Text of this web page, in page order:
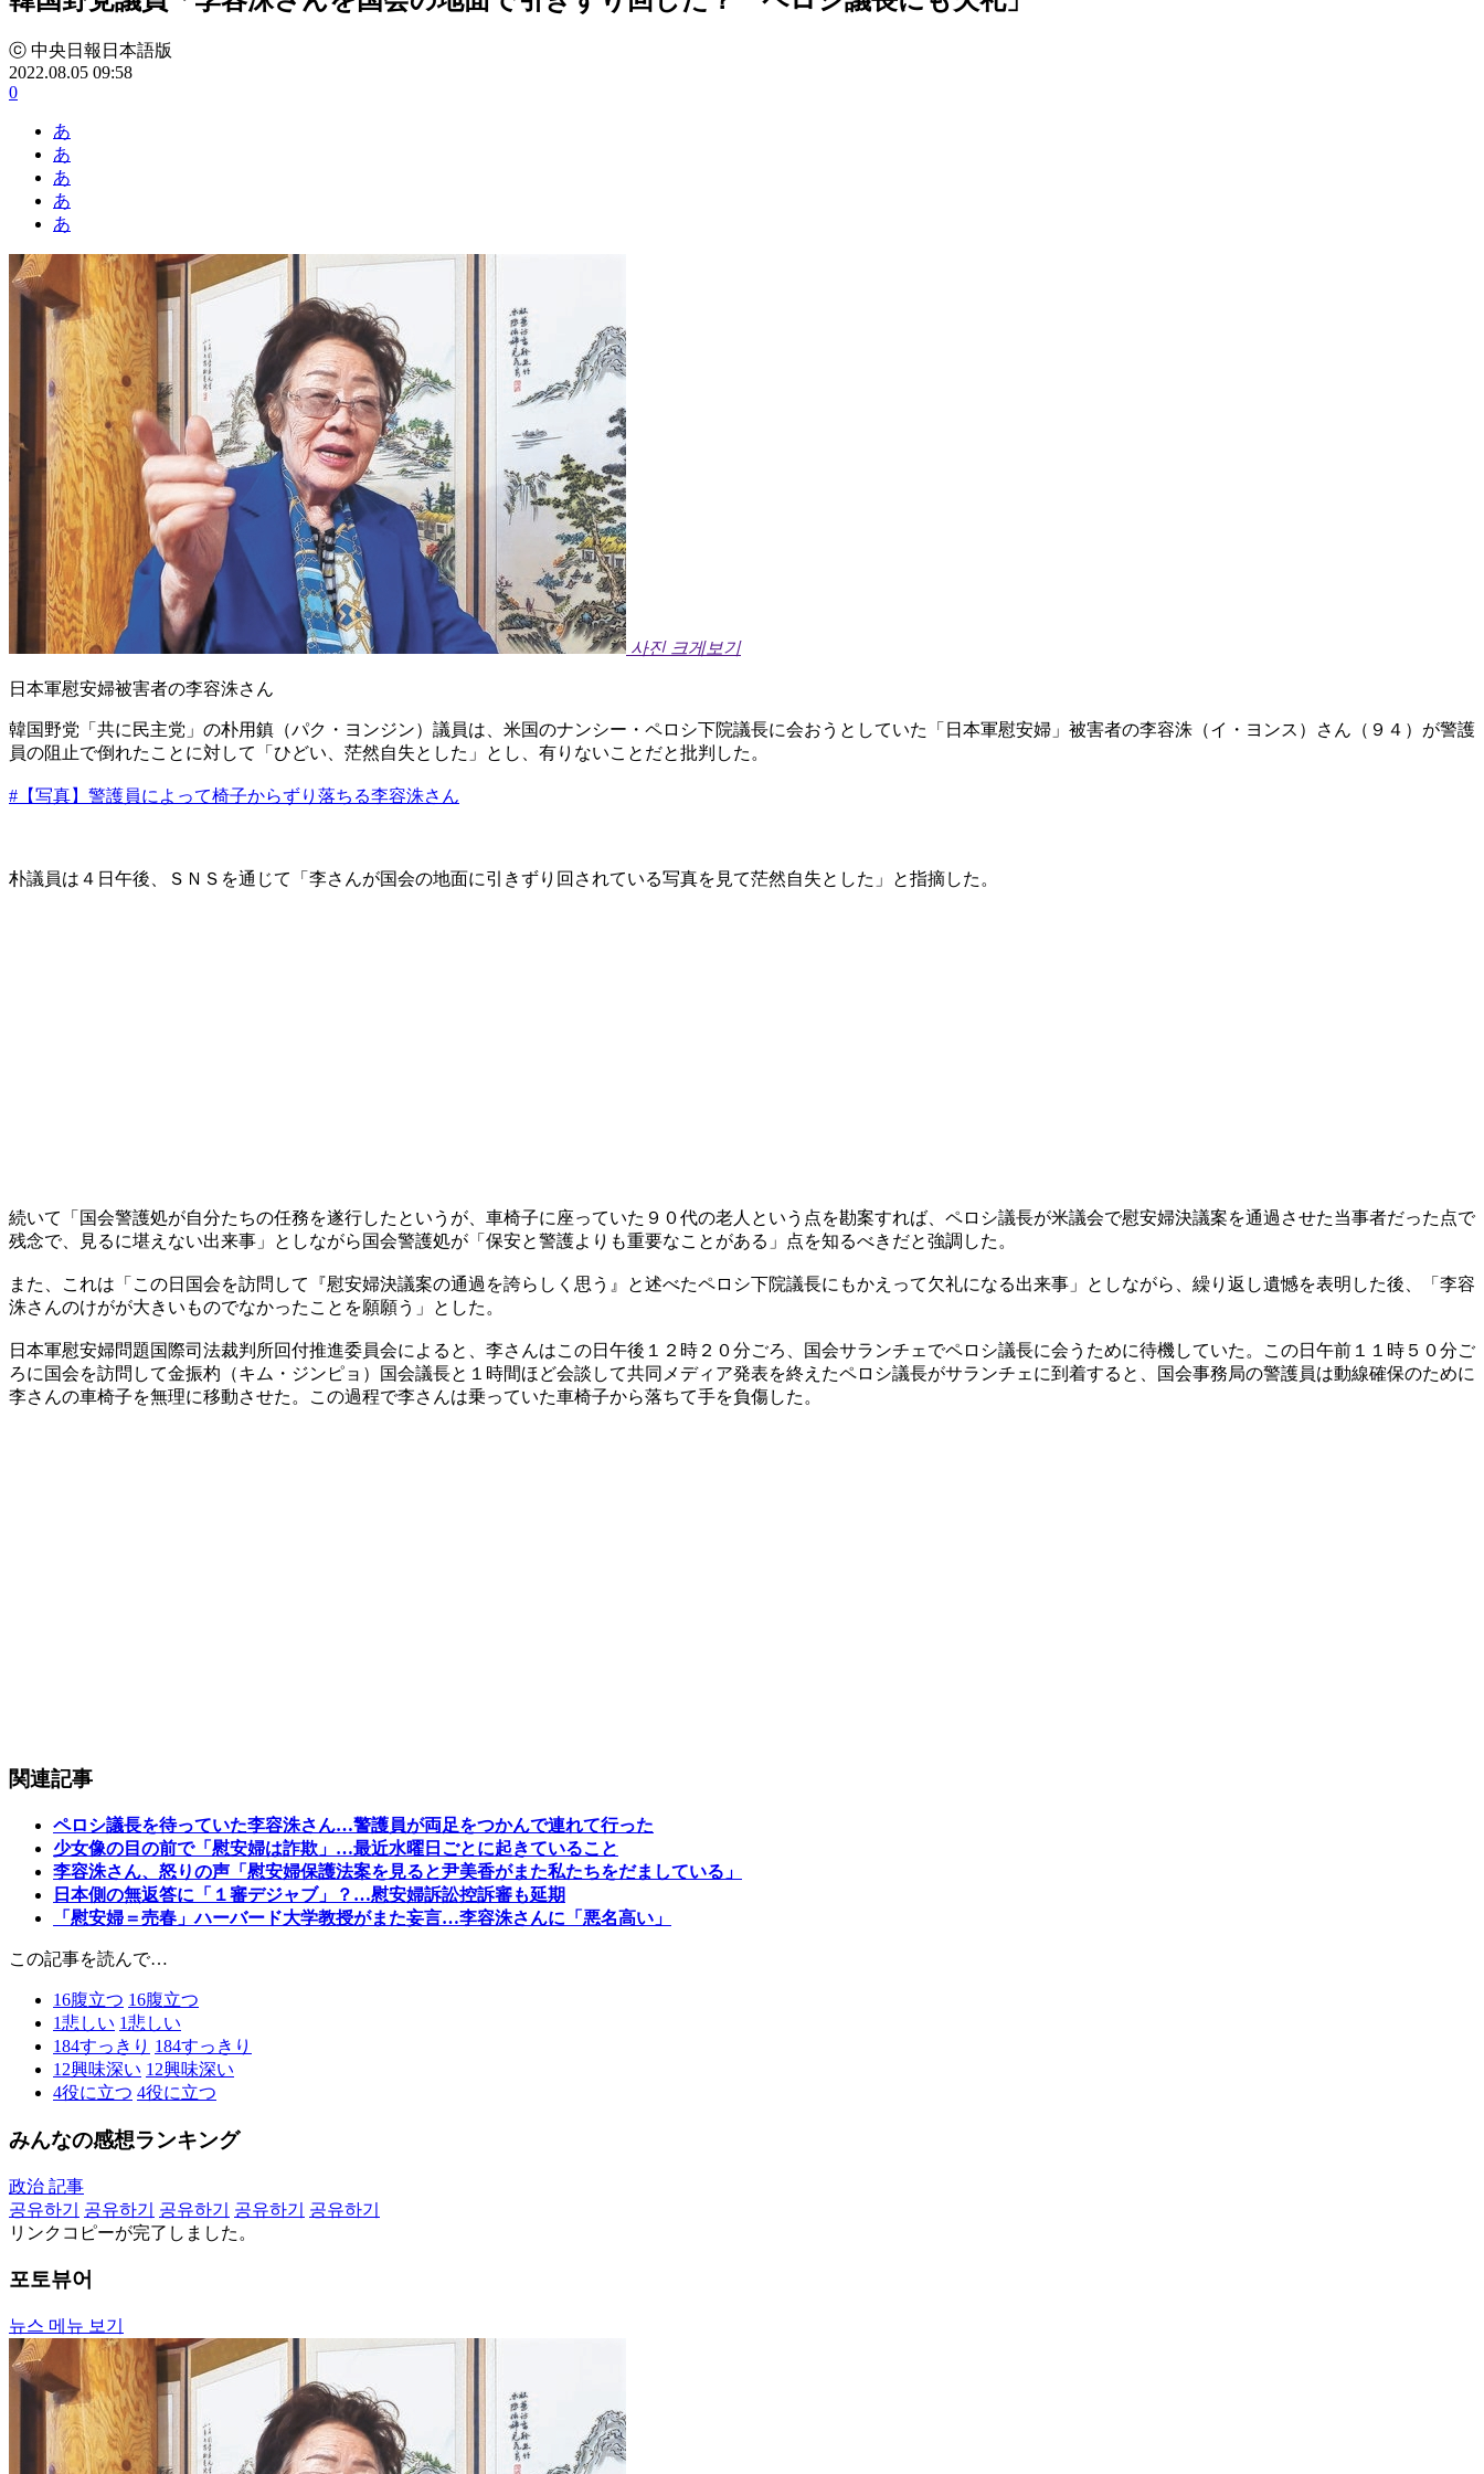
ⓒ 中央日報日本語版
2022.08.05 09:58
0
あ
あ
あ
あ
あ
사진 크게보기
日本軍慰安婦被害者の李容洙さん
韓国野党「共に民主党」の朴用鎮（パク・ヨンジン）議員は、米国のナンシー・ペロシ下院議長に会おうとしていた「日本軍慰安婦」被害者の李容洙（イ・ヨンス）さん（９４）が警護
員の阻止で倒れたことに対して「ひどい、茫然自失とした」とし、有りないことだと批判した。
#【写真】警護員によって椅子からずり落ちる李容洙さん
朴議員は４日午後、ＳＮＳを通じて「李さんが国会の地面に引きずり回されている写真を見て茫然自失とした」と指摘した。
続いて「国会警護処が自分たちの任務を遂行したというが、車椅子に座っていた９０代の老人という点を勘案すれば、ペロシ議長が米議会で慰安婦決議案を通過させた当事者だった点で
残念で、見るに堪えない出来事」としながら国会警護処が「保安と警護よりも重要なことがある」点を知るべきだと強調した。
また、これは「この日国会を訪問して『慰安婦決議案の通過を誇らしく思う』と述べたペロシ下院議長にもかえって欠礼になる出来事」としながら、繰り返し遺憾を表明した後、「李容
洙さんのけがが大きいものでなかったことを願願う」とした。
日本軍慰安婦問題国際司法裁判所回付推進委員会によると、李さんはこの日午後１２時２０分ごろ、国会サランチェでペロシ議長に会うために待機していた。この日午前１１時５０分ご
ろに国会を訪問して金振杓（キム・ジンピョ）国会議長と１時間ほど会談して共同メディア発表を終えたペロシ議長がサランチェに到着すると、国会事務局の警護員は動線確保のために
李さんの車椅子を無理に移動させた。この過程で李さんは乗っていた車椅子から落ちて手を負傷した。
関連記事
ペロシ議長を待っていた李容洙さん…警護員が両足をつかんで連れて行った
少女像の目の前で「慰安婦は詐欺」…最近水曜日ごとに起きていること
李容洙さん、怒りの声「慰安婦保護法案を見ると尹美香がまた私たちをだましている」
日本側の無返答に「１審デジャブ」？…慰安婦訴訟控訴審も延期
「慰安婦＝売春」ハーバード大学教授がまた妄言…李容洙さんに「悪名高い」
この記事を読んで…
16腹立つ 16腹立つ
1悲しい 1悲しい
184すっきり 184すっきり
12興味深い 12興味深い
4役に立つ 4役に立つ
みんなの感想ランキング
政治 記事
공유하기
공유하기 공유하기 공유하기
공유하기
リンクコピーが完了しました。
포토뷰어
뉴스 메뉴 보기